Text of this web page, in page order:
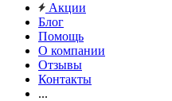
Акции
Блог
Помощь
О компании
Отзывы
Контакты
...